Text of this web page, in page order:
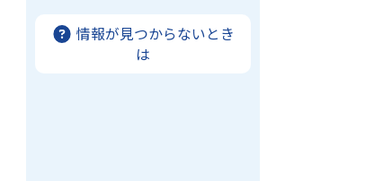
情報が見つからないとき
は